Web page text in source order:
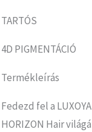
TARTÓS
4D PIGMENTÁCIÓ
Termékleírás
Fedezd fel a
HORIZON Hair